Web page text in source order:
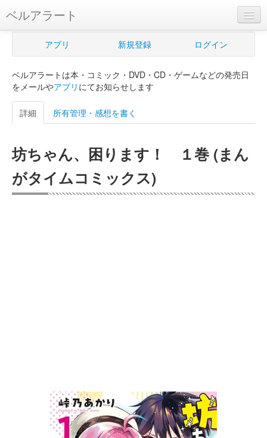
ベルアラート
ベルアラートとは
新規登録
ログイン
購入管理
Myシェルフ
アプリ 新規登録 ログイン
ベルアラートは本・コミック・DVD・CD・ゲームなどの発売日
をメールやアプリ にてお知らせします
詳細 所有管理・感想を書く
坊ちゃん、困ります！ １巻 (まん
がタイムコミックス)